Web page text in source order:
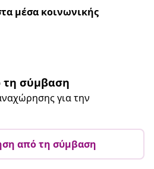
μέσα κοινωνικής
σύμβαση
για την
από τη σύμβαση